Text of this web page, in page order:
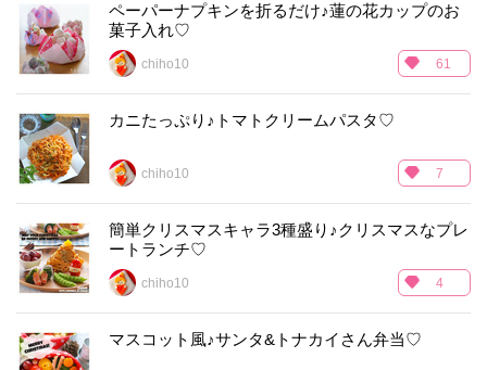
ペーパーナプキンを折るだけ♪蓮の花カップのお
菓子入れ♡
chiho10 61
カニたっぷり♪トマトクリームパスタ♡
chiho10 7
簡単クリスマスキャラ3種盛り♪クリスマスなプレ
ートランチ♡
chiho10 4
マスコット風♪サンタ&トナカイさん弁当♡